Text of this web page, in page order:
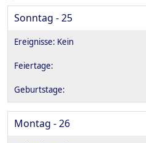
Sonntag - 25
Montag - 26